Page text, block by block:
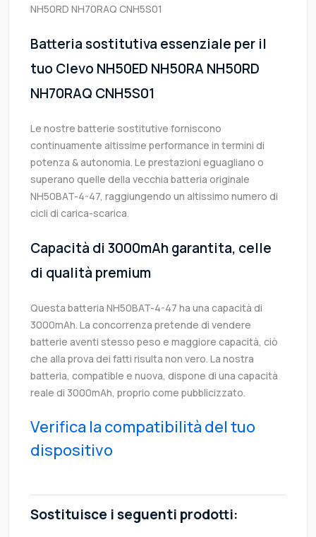
NH50RD NH70RAQ CNH5S01
Batteria sostitutiva essenziale per il
tuo Clevo NH50ED NH50RA NH50RD
NH70RAQ CNH5S01
Le nostre batterie sostitutive forniscono
continuamente altissime performance in termini di
potenza & autonomia. Le prestazioni eguagliano o
superano quelle della vecchia batteria originale
NH50BAT-4-47, raggiungendo un altissimo numero di
cicli di carica-scarica.
Capacità di 3000mAh garantita, celle
di qualità premium
Questa batteria NH50BAT-4-47 ha una capacità di
3000mAh. La concorrenza pretende di vendere
batterie aventi stesso peso e maggiore capacità, ciò
che alla prova dei fatti risulta non vero. La nostra
batteria, compatible e nuova, dispone di una capacità
reale di 3000mAh, proprio come pubblicizzato.
Verifica la compatibilità del tuo
dispositivo
Sostituisce i seguenti prodotti: